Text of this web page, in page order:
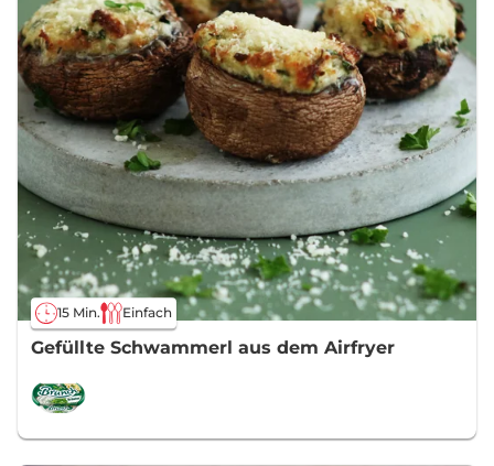
15 Min. Einfach
Gefüllte Schwammerl aus dem Airfryer